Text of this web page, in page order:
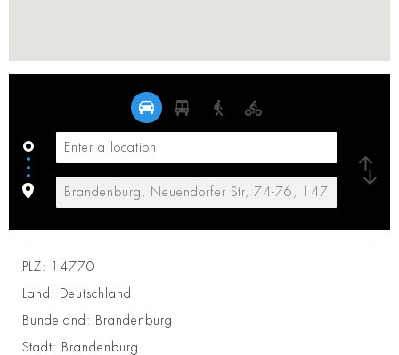
PLZ: 14770
Land: Deutschland
Bundeland: Brandenburg
Stadt: Brandenburg